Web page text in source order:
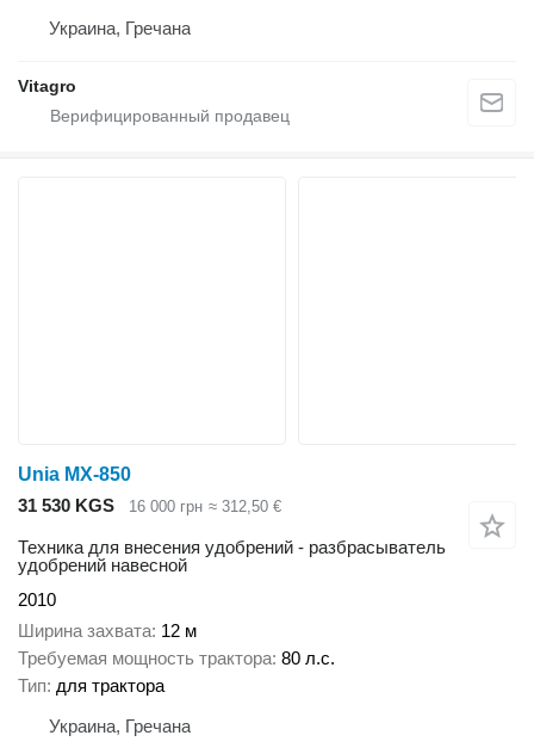
Украина, Гречана
Vitagro
Unia MX-850
31 530 KGS
16 000 грн ≈ 312,50 €
Техника для внесения удобрений - разбрасыватель
удобрений навесной
2010
Ширина захвата 12 м
Требуемая мощность трактора 80 л.с.
Тип для трактора
Украина, Гречана